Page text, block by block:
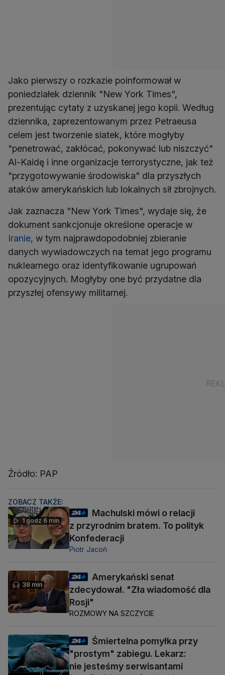
Jako pierwszy o rozkazie poinformował w
poniedziałek dziennik "New York Times",
prezentując cytaty z uzyskanej jego kopii. Według
dziennika, zaprezentowanym przez Petraeusa
celem jest tworzenie siatek, które mogłyby
"penetrować, zakłócać, pokonywać lub niszczyć"
Al-Kaidę i inne organizacje terrorystyczne, jak też
"przygotowywanie środowiska" dla przyszłych
ataków amerykańskich lub lokalnych sił zbrojnych.
Jak zaznacza "New York Times", wydaje się, że
dokument sankcjonuje określone operacje w
Iranie, w tym najprawdopodobniej zbieranie
danych wywiadowczych na temat jego programu
nuklearnego oraz identyfikowanie ugrupowań
opozycyjnych. Mogłyby one być przydatne dla
przyszłej ofensywy militarnej.
Źródło: PAP
ZOBACZ TAKŻE:
1 godz 6 min
Machulski mówi o relacji
z przyrodnim bratem. To polityk
Konfederacji
Piotr Jacoń
38 min
Amerykański senat
zdecydował. "Zła wiadomość dla
Rosji"
ROZMOWY NA SZCZYCIE
Śmiertelna pomyłka przy
"prostym" zabiegu. Lekarz:
nie jesteśmy serwisantami